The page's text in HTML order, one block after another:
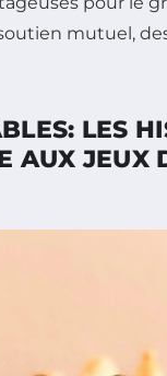
mutuel,
LES
AUX JEUX